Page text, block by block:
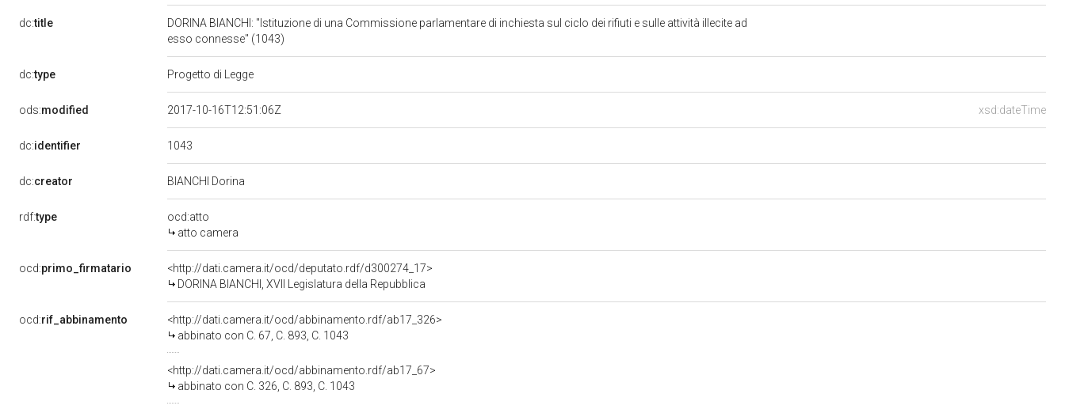
dc:title
DORINA BIANCHI: "Istituzione di una Commissione parlamentare di inchiesta sul ciclo dei rifiuti e sulle attività illecite ad
esso connesse" (1043)
dc:type Progetto di Legge
ods:modified xsd:dateTime
2017-10-16T12:51:06Z
dc:identifier 1043
dc:creator BIANCHI Dorina
rdf:type
ocd:atto
atto camera
ocd:primo_firmatario
<http://dati.camera.it/ocd/deputato.rdf/d300274_17>
DORINA BIANCHI, XVII Legislatura della Repubblica
ocd:rif_abbinamento
<http://dati.camera.it/ocd/abbinamento.rdf/ab17_326>
abbinato con C. 67, C. 893, C. 1043
<http://dati.camera.it/ocd/abbinamento.rdf/ab17_67>
abbinato con C. 326, C. 893, C. 1043